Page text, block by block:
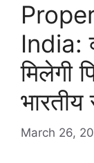
India:
मिलेगी
March 26,